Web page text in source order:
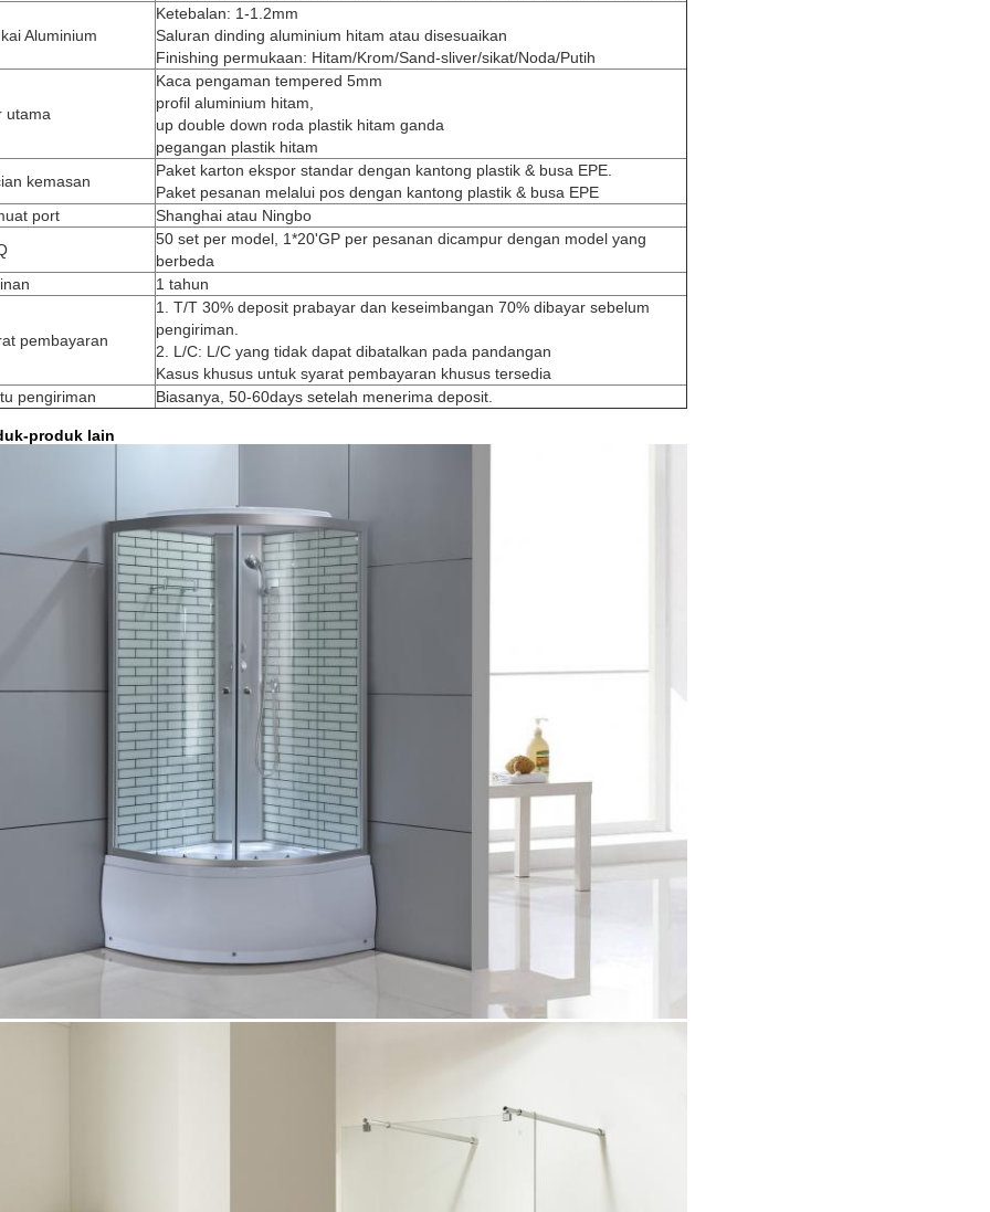
Aluminium
Ketebalan: 1-1.2mm
Saluran dinding aluminium hitam atau disesuaikan
Finishing permukaan: Hitam/Krom/Sand-sliver/sikat/Noda/Putih
utama
Kaca pengaman tempered 5mm
profil aluminium hitam,
up double down roda plastik hitam ganda
pegangan plastik hitam
kemasan
Paket karton ekspor standar dengan kantong plastik & busa EPE.
Paket pesanan melalui pos dengan kantong plastik & busa EPE
port
Shanghai atau Ningbo
50 set per model, 1*20'GP per pesanan dicampur dengan model yang
berbeda
1 tahun
pembayaran
1. T/T 30% deposit prabayar dan keseimbangan 70% dibayar sebelum
pengiriman.
2. L/C: L/C yang tidak dapat dibatalkan pada pandangan
Kasus khusus untuk syarat pembayaran khusus tersedia
pengiriman
Biasanya, 50-60days setelah menerima deposit.
produk lain